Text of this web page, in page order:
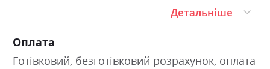
Детальніше
Оплата
Готівковий, безготівковий розрахунок, оплата